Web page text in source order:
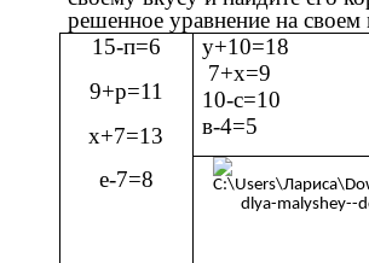
решенное уравнение на своем
15-п=6
9+р=11
х+7=13
е-7=8
у+10=18
7+х=9
10-с=10
в-4=5